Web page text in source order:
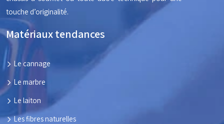
touche d’originalité.
Matériaux tendances
Le cannage
Le marbre
Le laiton
Les fibres naturelles